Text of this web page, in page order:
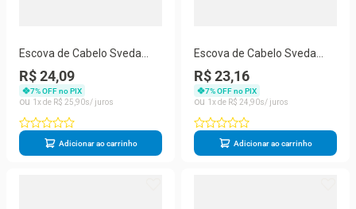
Escova de Cabelo Sveda
Hair Premium Therapy 1un
R$ 24,09
7% OFF no PIX
1
R$ 25 90
Adicionar ao carrinho
Escova de Cabelo Sveda
Hair Premium Therapy Oval
1un
R$ 23,16
7% OFF no PIX
1
R$ 24 90
Adicionar ao carrinho